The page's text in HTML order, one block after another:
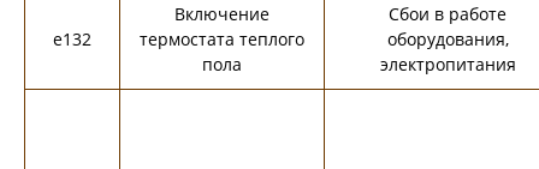
e132
Включение
термостата теплого
пола
Сбои в работе
оборудования,
электропитания